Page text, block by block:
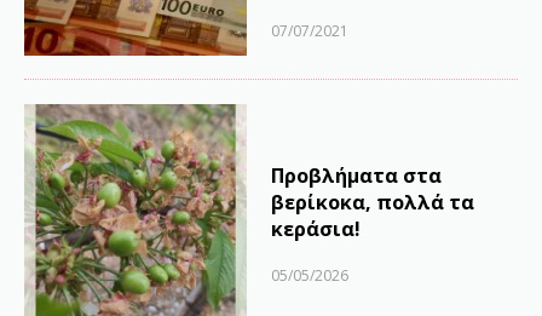
07/07/2021
Προβλήματα στα
βερίκοκα, πολλά τα
κεράσια!
05/05/2026